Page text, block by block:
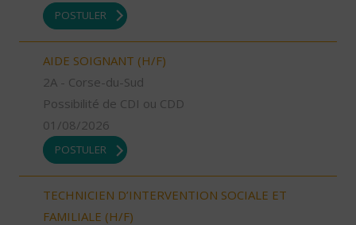
POSTULER
AIDE SOIGNANT (H/F)
2A - Corse-du-Sud
Possibilité de CDI ou CDD
01/08/2026
POSTULER
TECHNICIEN D’INTERVENTION SOCIALE ET
FAMILIALE (H/F)